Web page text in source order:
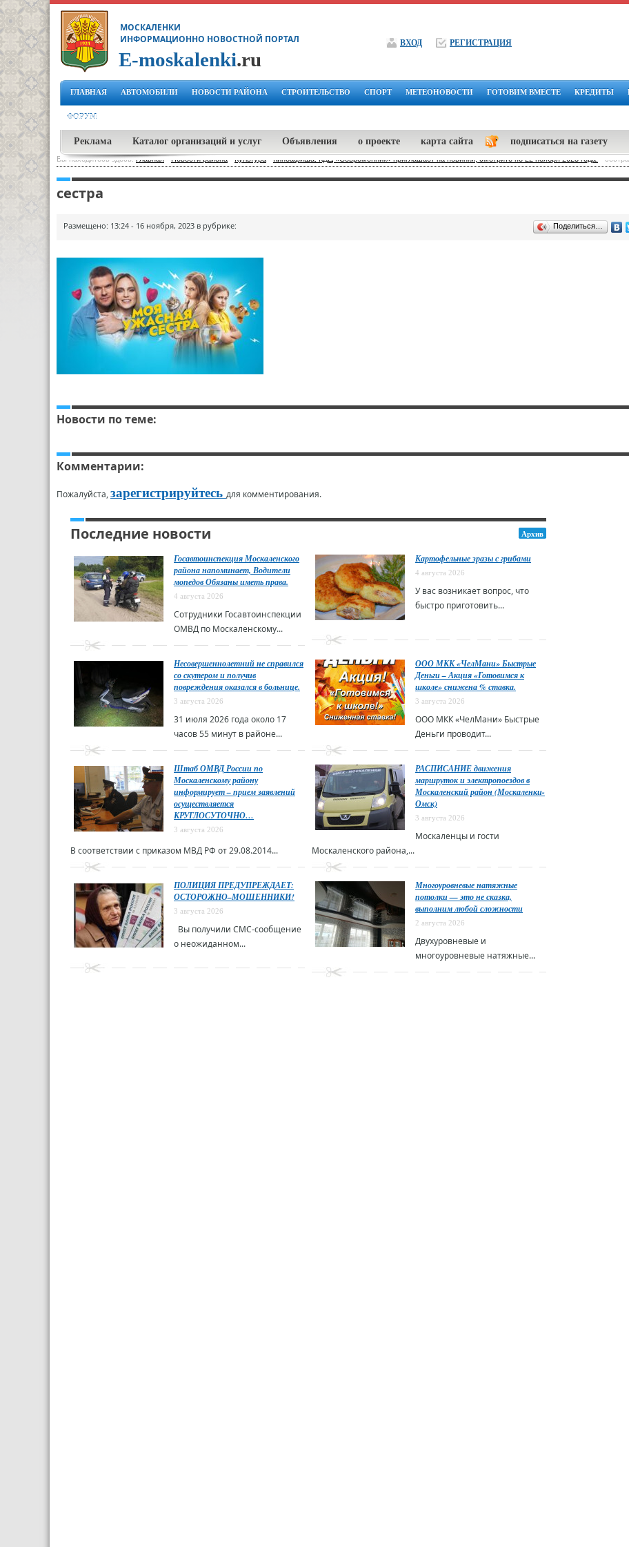
ВХОД РЕГИСТРАЦИЯ
МОСКАЛЕНКИ
ИНФОРМАЦИОННО НОВОСТНОЙ ПОРТАЛ
E-moskalenki.ru
ГЛАВНАЯ АВТОМОБИЛИ НОВОСТИ РАЙОНА СТРОИТЕЛЬСТВО СПОРТ МЕТЕОНОВОСТИ ГОТОВИМ ВМЕСТЕ КРЕДИТЫ
ФОРУМ
Реклама Каталог организаций и услуг Объявления о проекте карта сайта подписаться на газету
Вы находитесь здесь:Главная-Новости района Культура Киноафиша: КДЦ «Современник» приглашает на новинки, смотрите по 22 ноября 2023 года. сестра
сестра
Размещено: 13:24 - 16 ноября, 2023 в рубрике: Поделиться…
Новости по теме:
Комментарии:
Пожалуйста,зарегистрируйтесь для комментирования.
Последние новости Архив
Госавтоинспекция Москаленского
района напоминает, Водители
мопедов Обязаны иметь права.
4 августа 2026
Сотрудники Госавтоинспекции
ОМВД по Москаленскому...
Картофельные зразы с грибами
4 августа 2026
У вас возникает вопрос, что
быстро приготовить...
Несовершеннолетний не справился
со скутером и получив
повреждения оказался в больнице.
3 августа 2026
31 июля 2026 года около 17
часов 55 минут в районе...
ООО МКК «ЧелМани» Быстрые
Деньги – Акция «Готовимся к
школе» снижена % ставка.
3 августа 2026
ООО МКК «ЧелМани» Быстрые
Деньги проводит...
Штаб ОМВД России по
Москаленскому району
информирует – прием заявлений
осуществляется
КРУГЛОСУТОЧНО…
3 августа 2026
В соответствии с приказом МВД РФ от 29.08.2014...
РАСПИСАНИЕ движения
маршруток и электропоездов в
Москаленский район (Москаленки-
Омск)
3 августа 2026
Москаленцы и гости
Москаленского района,...
ПОЛИЦИЯ ПРЕДУПРЕЖДАЕТ:
ОСТОРОЖНО–МОШЕННИКИ!
3 августа 2026
Вы получили СМС-сообщение
о неожиданном...
Многоуровневые натяжные
потолки — это не сказка,
выполним любой сложности
2 августа 2026
Двухуровневые и
многоуровневые натяжные...